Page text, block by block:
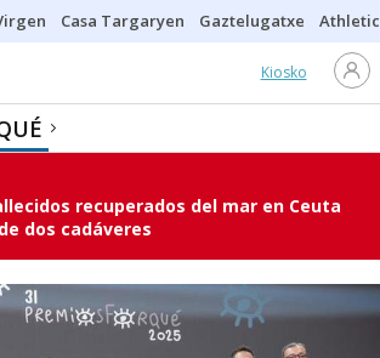
Casa Targaryen Gaztelugatxe Athletic
Kiosko
recuperados del mar en Ceuta
dos cadáveres